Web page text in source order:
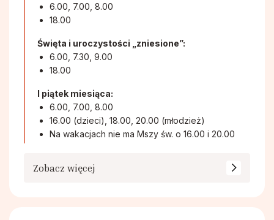
6.00, 7.00, 8.00
18.00
Święta i uroczystości „zniesione”:
6.00, 7.30, 9.00
18.00
I piątek miesiąca:
6.00, 7.00, 8.00
16.00 (dzieci), 18.00, 20.00 (młodzież)
Na wakacjach nie ma Mszy św. o 16.00 i 20.00
Zobacz więcej